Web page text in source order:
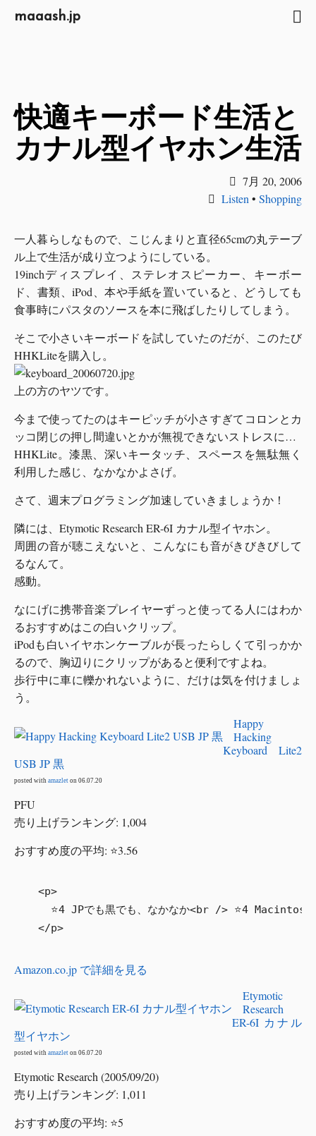
maaash.jp
快適キーボード生活と
カナル型イヤホン生活
7月 20, 2006
Listen • Shopping
一人暮らしなもので、こじんまりと直径65cmの丸テーブ
ル上で生活が成り立つようにしている。
19inchディスプレイ、ステレオスピーカー、キーボー
ド、書類、iPod、本や手紙を置いていると、どうしても
食事時にパスタのソースを本に飛ばしたりしてしまう。
そこで小さいキーボードを試していたのだが、このたび
HHKLiteを購入し。
上の方のヤツです。
今まで使ってたのはキーピッチが小さすぎてコロンとカ
ッコ閉じの押し間違いとかが無視できないストレスに…
HHKLite。漆黒、深いキータッチ、スペースを無駄無く
利用した感じ、なかなかよさげ。
さて、週末プログラミング加速していきましょうか！
隣には、Etymotic Research ER-6I カナル型イヤホン。
周囲の音が聴こえないと、こんなにも音がきびきびして
るなんて。
感動。
なにげに携帯音楽プレイヤーずっと使ってる人にはわか
るおすすめはこの白いクリップ。
iPodも白いイヤホンケーブルが長ったらしくて引っかか
るので、胸辺りにクリップがあると便利ですよね。
歩行中に車に轢かれないように、だけは気を付けましょ
う。
Happy
Hacking
Keyboard Lite2
USB JP 黒
posted with amazlet on 06.07.20
PFU
売り上げランキング: 1,004
おすすめ度の平均: ⭐3.56
  <p>
⭐4 JPでも黒でも、なかなか<br /> ⭐4 Macintosh
Amazon.co.jp で詳細を見る
Etymotic
Research
ER-6I カナル
型イヤホン
posted with amazlet on 06.07.20
Etymotic Research (2005/09/20)
売り上げランキング: 1,011
おすすめ度の平均: ⭐5